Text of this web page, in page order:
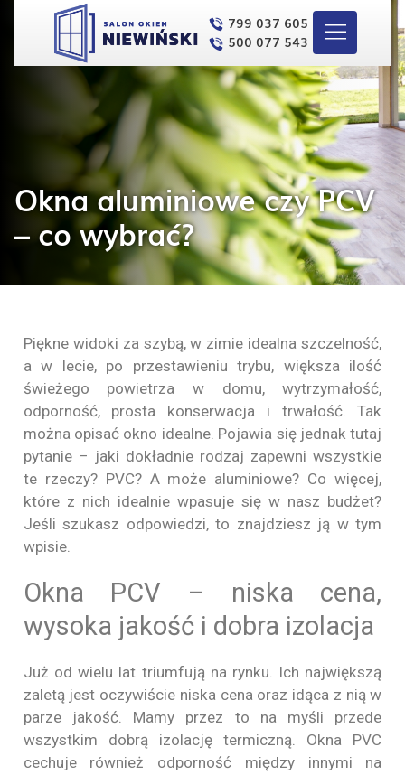
799 037 605
500 077 543
Okna aluminiowe czy PCV
– co wybrać?
Piękne widoki za szybą, w zimie idealna szczelność,
a w lecie, po przestawieniu trybu, większa ilość
świeżego powietrza w domu, wytrzymałość,
odporność, prosta konserwacja i trwałość. Tak
można opisać okno idealne. Pojawia się jednak tutaj
pytanie – jaki dokładnie rodzaj zapewni wszystkie
te rzeczy? PVC? A może aluminiowe? Co więcej,
które z nich idealnie wpasuje się w nasz budżet?
Jeśli szukasz odpowiedzi, to znajdziesz ją w tym
wpisie.
Okna PCV – niska cena,
wysoka jakość i dobra izolacja
Już od wielu lat triumfują na rynku. Ich największą
zaletą jest oczywiście niska cena oraz idąca z nią w
parze jakość. Mamy przez to na myśli przede
wszystkim dobrą izolację termiczną. Okna PVC
cechuje również odporność między innymi na